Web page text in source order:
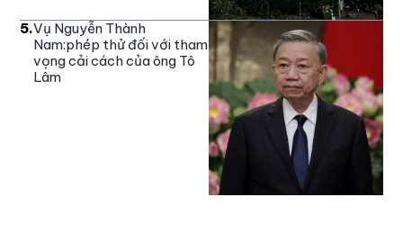
5.Vụ Nguyễn Thành
Nam:phép thử đối với tham
vọng cải cách của ông Tô
Lâm